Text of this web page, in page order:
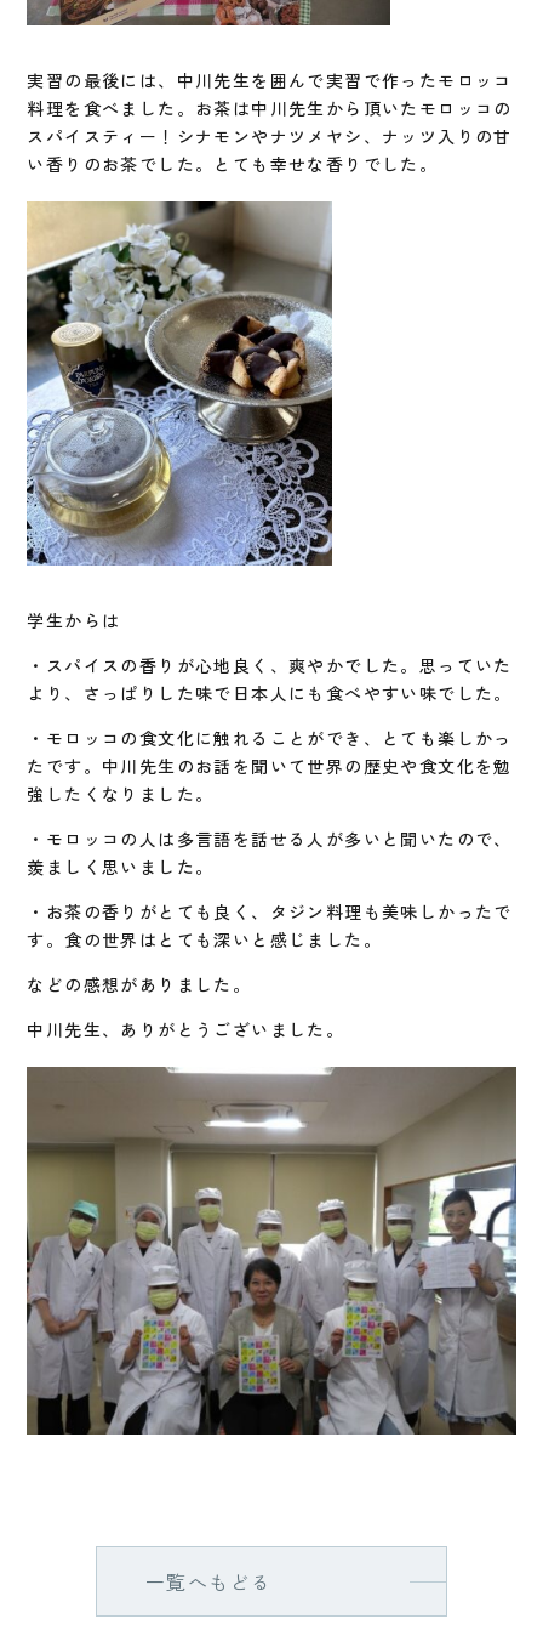
実習の最後には、中川先生を囲んで実習で作ったモロッコ
料理を食べました。お茶は中川先生から頂いたモロッコの
スパイスティー！シナモンやナツメヤシ、ナッツ入りの甘
い香りのお茶でした。とても幸せな香りでした。
学生からは
・スパイスの香りが心地良く、爽やかでした。思っていた
より、さっぱりした味で日本人にも食べやすい味でした。
・モロッコの食文化に触れることができ、とても楽しかっ
たです。中川先生のお話を聞いて世界の歴史や食文化を勉
強したくなりました。
・モロッコの人は多言語を話せる人が多いと聞いたので、
羨ましく思いました。
・お茶の香りがとても良く、タジン料理も美味しかったで
す。食の世界はとても深いと感じました。
などの感想がありました。
中川先生、ありがとうございました。
一覧へもどる